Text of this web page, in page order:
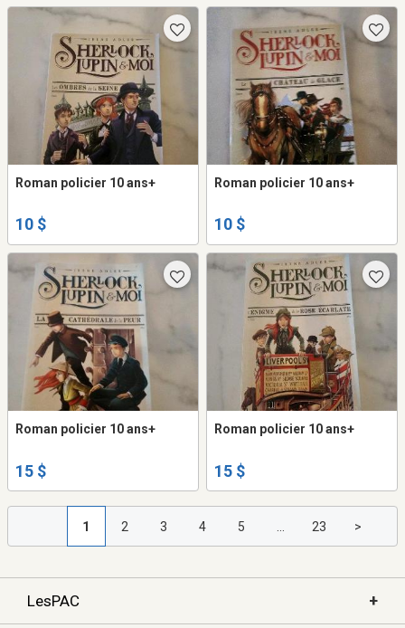
Roman policier 10 ans+
10 $
Roman policier 10 ans+
10 $
Roman policier 10 ans+
15 $
Roman policier 10 ans+
15 $
1 2 3 4 5 23 >
LesPAC +